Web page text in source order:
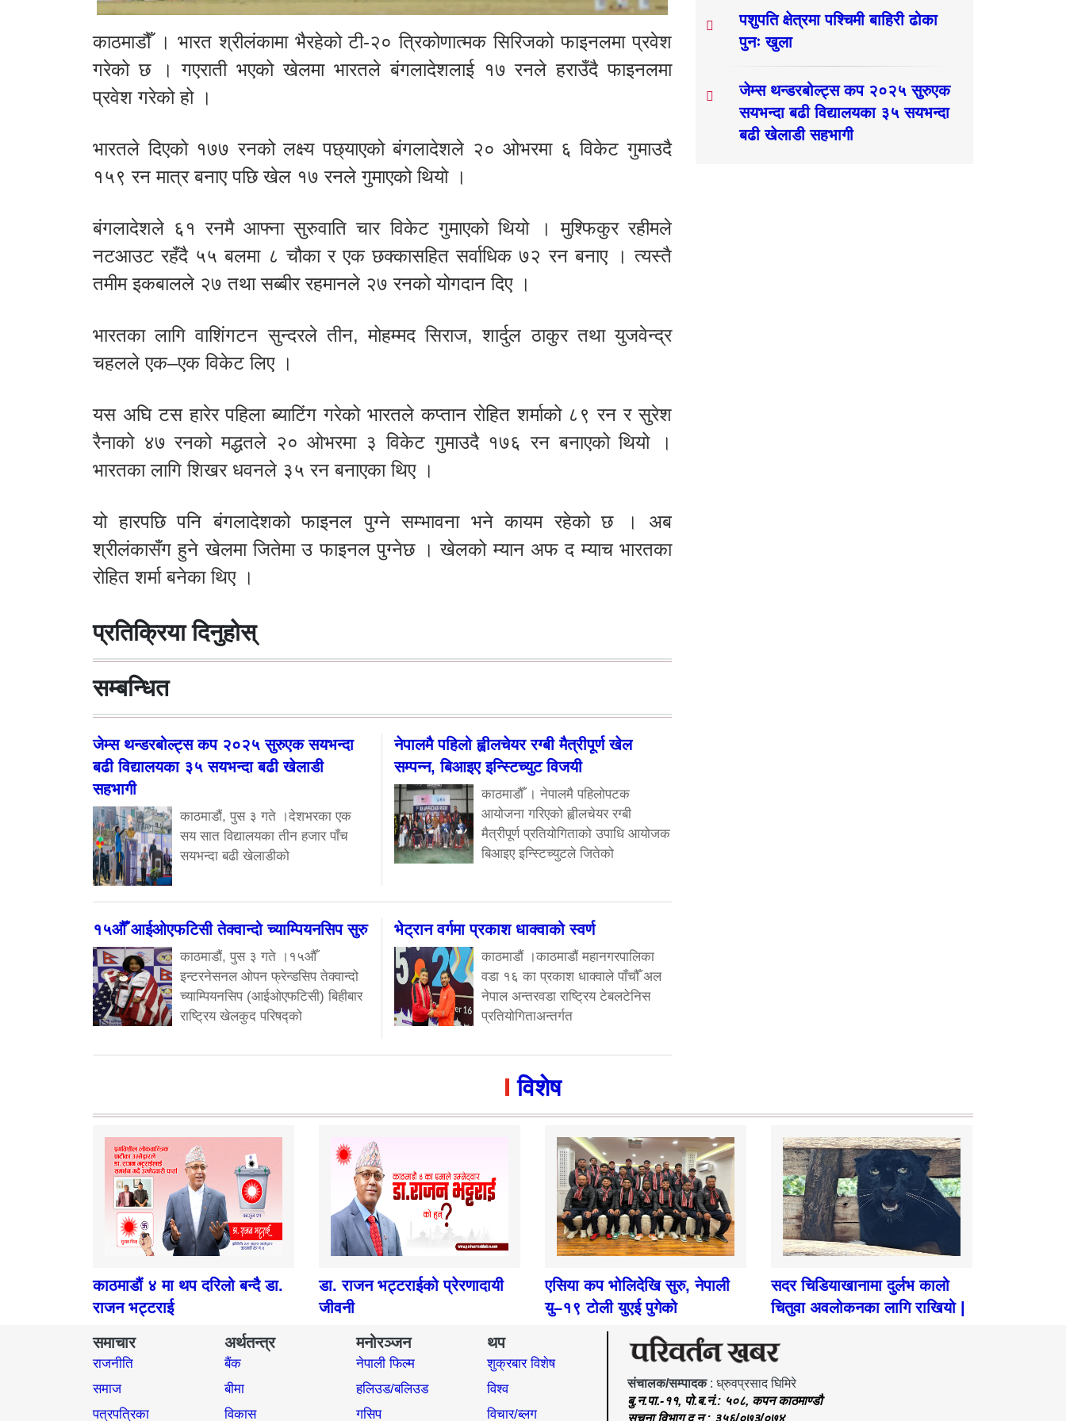
काठमाडौँ । भारत श्रीलंकामा भैरहेको टी-२० त्रिकोणात्मक सिरिजको फाइनलमा प्रवेश
गरेको छ । गएराती भएको खेलमा भारतले बंगलादेशलाई १७ रनले हराउँदै फाइनलमा
प्रवेश गरेको हो ।
भारतले दिएको १७७ रनको लक्ष्य पछ्याएको बंगलादेशले २० ओभरमा ६ विकेट गुमाउदै
१५९ रन मात्र बनाए पछि खेल १७ रनले गुमाएको थियो ।
बंगलादेशले ६१ रनमै आफ्ना सुरुवाति चार विकेट गुमाएको थियो । मुश्फिकुर रहीमले
नटआउट रहँदै ५५ बलमा ८ चौका र एक छक्कासहित सर्वाधिक ७२ रन बनाए । त्यस्तै
तमीम इकबालले २७ तथा सब्बीर रहमानले २७ रनको योगदान दिए ।
भारतका लागि वाशिंगटन सुन्दरले तीन, मोहम्मद सिराज, शार्दुल ठाकुर तथा युजवेन्द्र
चहलले एक–एक विकेट लिए ।
यस अघि टस हारेर पहिला ब्याटिंग गरेको भारतले कप्तान रोहित शर्माको ८९ रन र सुरेश
रैनाको ४७ रनको मद्धतले २० ओभरमा ३ विकेट गुमाउदै १७६ रन बनाएको थियो ।
भारतका लागि शिखर धवनले ३५ रन बनाएका थिए ।
यो हारपछि पनि बंगलादेशको फाइनल पुग्ने सम्भावना भने कायम रहेको छ । अब
श्रीलंकासँग हुने खेलमा जितेमा उ फाइनल पुग्नेछ । खेलको म्यान अफ द म्याच भारतका
रोहित शर्मा बनेका थिए ।
प्रतिक्रिया दिनुहोस्
सम्बन्धित
जेम्स थन्डरबोल्ट्स कप २०२५ सुरुएक सयभन्दा
बढी विद्यालयका ३५ सयभन्दा बढी खेलाडी
सहभागी
काठमाडौं, पुस ३ गते ।देशभरका एक
सय सात विद्यालयका तीन हजार पाँच
सयभन्दा बढी खेलाडीको
नेपालमै पहिलो ह्वीलचेयर रग्बी मैत्रीपूर्ण खेल
सम्पन्न, बिआइए इन्स्टिच्युट विजयी
काठमाडौँ । नेपालमै पहिलोपटक
आयोजना गरिएको ह्वीलचेयर रग्बी
मैत्रीपूर्ण प्रतियोगिताको उपाधि आयोजक
बिआइए इन्स्टिच्युटले जितेको
१५औँ आईओएफटिसी तेक्वान्दो च्याम्पियनसिप सुरु
काठमाडौं, पुस ३ गते ।१५औँ
इन्टरनेसनल ओपन फ्रेन्डसिप तेक्वान्दो
च्याम्पियनसिप (आईओएफटिसी) बिहीबार
राष्ट्रिय खेलकुद परिषद्को
भेट्रान वर्गमा प्रकाश धाक्वाको स्वर्ण
काठमाडौं ।काठमाडौं महानगरपालिका
वडा १६ का प्रकाश धाक्वाले पाँचौँ अल
नेपाल अन्तरवडा राष्ट्रिय टेबलटेनिस
प्रतियोगिताअन्तर्गत
पशुपति क्षेत्रमा पश्चिमी बाहिरी ढोका
पुनः खुला
जेम्स थन्डरबोल्ट्स कप २०२५ सुरुएक
सयभन्दा बढी विद्यालयका ३५ सयभन्दा
बढी खेलाडी सहभागी
विशेष
काठमाडौं ४ मा थप दरिलो बन्दै डा.
राजन भट्टराई
डा. राजन भट्टराईको प्रेरणादायी
जीवनी
एसिया कप भोलिदेखि सुरु, नेपाली
यु–१९ टोली युएई पुगेको
सदर चिडियाखानामा दुर्लभ कालो
चितुवा अवलोकनका लागि राखियो |
समाचार
राजनीति
समाज​
पत्रपत्रिका
अर्थतन्त्र
बैंक
बीमा
विकास
मनोरञ्जन
नेपाली फिल्म
हलिउड/बलिउड
गसिप
थप
शुक्रबार विशेष
विश्व
विचार/ब्लग
संचालक/सम्पादक: ध्रुवप्रसाद घिमिरे
बु.न.पा.-११, पो.ब.नं.: ५०८, कपन काठमाण्डौ
सूचना विभाग द.न.: ३५६/०७३/०७४